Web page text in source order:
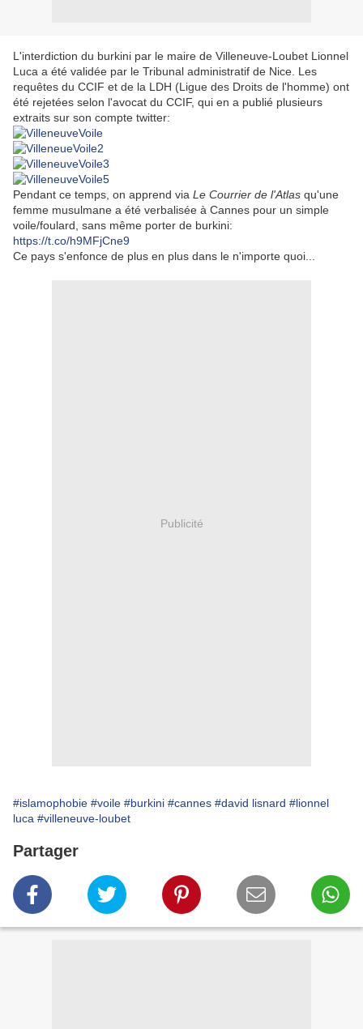
L'interdiction du burkini par le maire de Villeneuve-Loubet Lionnel
Luca a été validée par le Tribunal administratif de Nice. Les
requêtes du CCIF et de la LDH (Ligue des Droits de l'homme) ont
été rejetées selon l'avocat du CCIF, qui en a publié plusieurs
extraits sur son compte twitter:
Pendant ce temps, on apprend via Le Courrier de l'Atlas qu'une
femme musulmane a été verbalisée à Cannes pour un simple
voile/foulard, sans même porter de burkini:
https://t.co/h9MFjCne9
Ce pays s'enfonce de plus en plus dans le n'importe quoi...
Publicité
#islamophobie #voile #burkini #cannes #david lisnard #lionnel
luca #villeneuve-loubet
Partager